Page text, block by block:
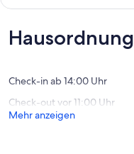
(10
Bewertungen)
Hausordnung
Check-in ab 14:00 Uhr
Check-out vor 11:00 Uhr
Mehr anzeigen